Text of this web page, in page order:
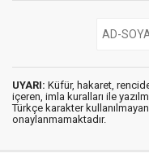
UYARI: Küfür, hakaret,
içeren, imla kuralları ile
Türkçe karakter
onaylanmamaktadır.